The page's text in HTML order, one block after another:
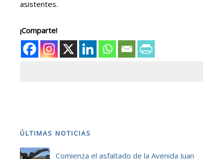
asistentes.
¡Comparte!
ÚLTIMAS NOTICIAS
Comienza el asfaltado de la Avenida Juan